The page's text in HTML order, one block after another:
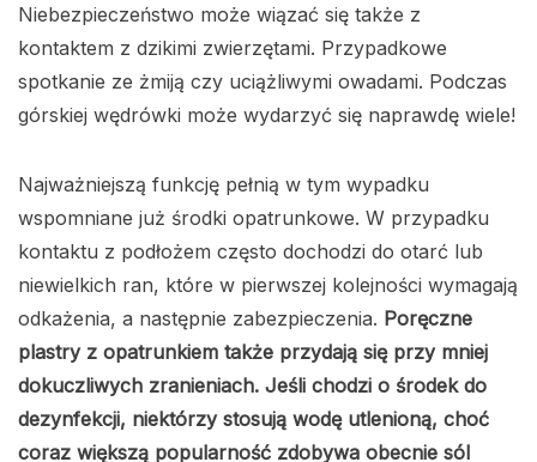
Niebezpieczeństwo może wiązać się także z
kontaktem z dzikimi zwierzętami. Przypadkowe
spotkanie ze żmiją czy uciążliwymi owadami. Podczas
górskiej wędrówki może wydarzyć się naprawdę wiele!
Najważniejszą funkcję pełnią w tym wypadku
wspomniane już środki opatrunkowe. W przypadku
kontaktu z podłożem często dochodzi do otarć lub
niewielkich ran, które w pierwszej kolejności wymagają
odkażenia, a następnie zabezpieczenia. Poręczne
plastry z opatrunkiem także przydają się przy mniej
dokuczliwych zranieniach. Jeśli chodzi o środek do
dezynfekcji, niektórzy stosują wodę utlenioną, choć
coraz większą popularność zdobywa obecnie sól